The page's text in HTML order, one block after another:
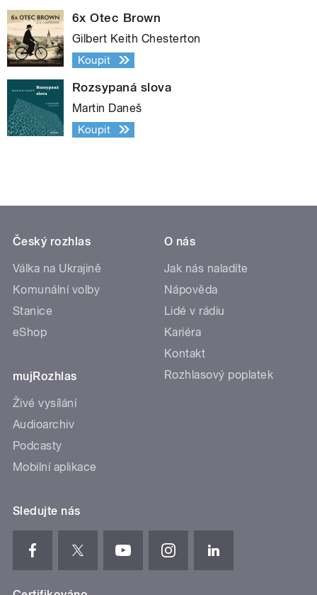
6x Otec Brown
Gilbert Keith Chesterton
Koupit
Rozsypaná slova
Martin Daneš
Koupit
Český rozhlas
Válka na Ukrajině
Komunální volby
Stanice
eShop
mujRozhlas
Živé vysílání
Audioarchiv
Podcasty
Mobilní aplikace
O nás
Jak nás naladíte
Nápověda
Lidé v rádiu
Kariéra
Kontakt
Rozhlasový poplatek
Sledujte nás